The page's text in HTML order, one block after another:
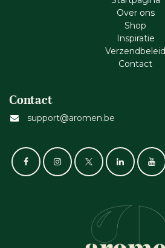
Ove​r​ ons
Shop
Inspiratie
Verzendbeleid
Cont​act
Contact
support@aromen.be